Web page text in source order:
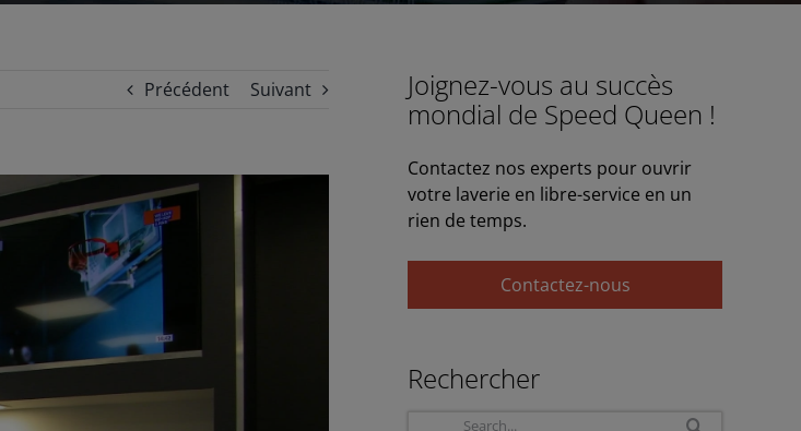
Précédent Suivant
Joignez-vous au succès
mondial de Speed Queen !
Contactez nos experts pour ouvrir
votre laverie en libre-service en un
rien de temps.
Contactez-nous
Rechercher